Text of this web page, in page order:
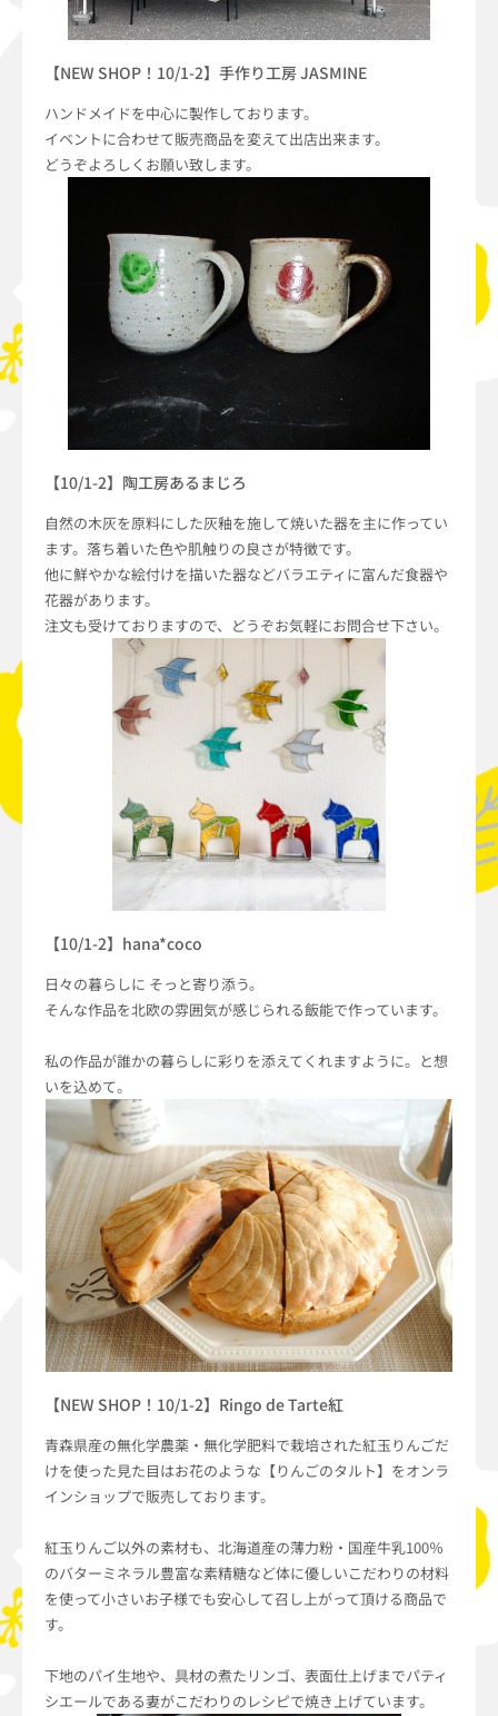
【NEW SHOP！10/1-2】手作り工房 JASMINE
ハンドメイドを中心に製作しております。
イベントに合わせて販売商品を変えて出店出来ます。
どうぞよろしくお願い致します。
【10/1-2】陶工房あるまじろ
自然の木灰を原料にした灰釉を施して焼いた器を主に作ってい
ます。落ち着いた色や肌触りの良さが特徴です。
他に鮮やかな絵付けを描いた器などバラエティに富んだ食器や
花器があります。
注文も受けておりますので、どうぞお気軽にお問合せ下さい。
【10/1-2】hana*coco
日々の暮らしに そっと寄り添う。
そんな作品を北欧の雰囲気が感じられる飯能で作っています。
私の作品が誰かの暮らしに彩りを添えてくれますように。と想
いを込めて。
【NEW SHOP！10/1-2】Ringo de Tarte紅
青森県産の無化学農薬・無化学肥料で栽培された紅玉りんごだ
けを使った見た目はお花のような【りんごのタルト】をオンラ
インショップで販売しております。
紅玉りんご以外の素材も、北海道産の薄力粉・国産牛乳100％
のバターミネラル豊富な素精糖など体に優しいこだわりの材料
を使って小さいお子様でも安心して召し上がって頂ける商品で
す。
下地のパイ生地や、具材の煮たリンゴ、表面仕上げまでパティ
シエールである妻がこだわりのレシピで焼き上げています。